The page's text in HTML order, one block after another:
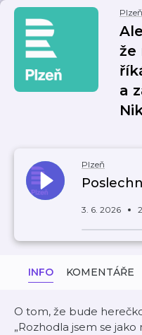
Plzeň
že
a
Plzeň
3. 6. 2026
INFO KOMENTÁŘE
O tom, že bude
„Rozhodla jsem se